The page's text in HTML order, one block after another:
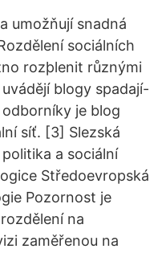
umožňují snadná
sociálních
rozþlenit různými
blogy spadají-
je blog
síť. [3] Slezská
a sociální
Středoevropská
Pozornost je
na
zaměřenou na